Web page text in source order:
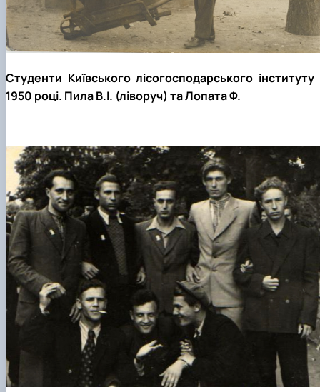
Студенти Київського лісогосподарського інституту
1950 році. Пила В.І. (ліворуч) та Лопата Ф.